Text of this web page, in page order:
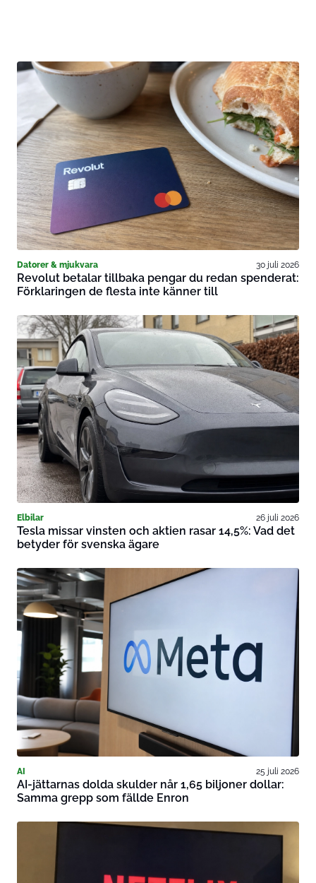
Datorer & mjukvara 30 juli 2026
Revolut betalar tillbaka pengar du redan spenderat:
Förklaringen de flesta inte känner till
Elbilar 26 juli 2026
Tesla missar vinsten och aktien rasar 14,5%: Vad det
betyder för svenska ägare
AI 25 juli 2026
AI-jättarnas dolda skulder når 1,65 biljoner dollar:
Samma grepp som fällde Enron